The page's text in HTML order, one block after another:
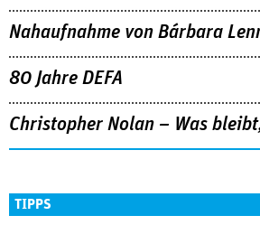
Nahaufnahme von Bárbara
80 Jahre DEFA
Christopher Nolan – Was
TIPPS